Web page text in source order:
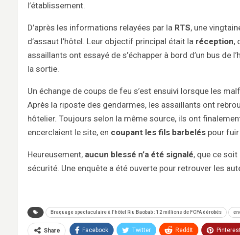
l’établissement.
D’après les informations relayées par la RTS, une
d’assaut l’hôtel. Leur objectif principal était la réception,
assaillants ont essayé de s’échapper à bord d’un bus de
la sortie.
Un échange de coups de feu s’est ensuivi lorsque les
Après la riposte des gendarmes, les assaillants ont
hôtelier. Toujours selon la même source, ils ont
encerclaient le site, en coupant les fils barbelés pour
Heureusement, aucun blessé n’a été signalé, que ce
sécurité. Une enquête a été ouverte pour retrouver les
Braquage spectaculaire à l’hôtel Riu Baobab : 12 millions de FCFA dérobés
Share Facebook Twitter ReddIt